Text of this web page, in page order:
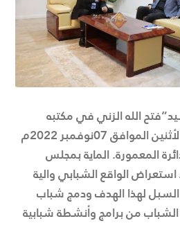
الله الزني في مكتبه
بديوان الوزارة يوم أمس الأثنين الموافق 07نوفمبر 2022م
المعمورة. الماية بمجلس
استعراض الواقع الشبابي والية
لهذا الهدف ودمج شباب
من برامج وأنشطة شبابية